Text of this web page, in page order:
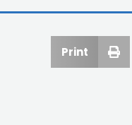
Print